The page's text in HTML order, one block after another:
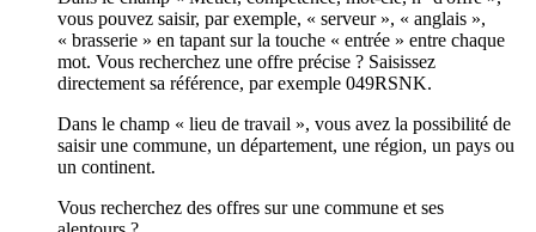
vous pouvez saisir, par exemple, « serveur », « anglais »,
« brasserie » en tapant sur la touche « entrée » entre chaque
mot. Vous recherchez une offre précise ? Saisissez
directement sa référence, par exemple 049RSNK.
Dans le champ « lieu de travail », vous avez la possibilité de
saisir une commune, un département, une région, un pays ou
un continent.
Vous recherchez des offres sur une commune et ses